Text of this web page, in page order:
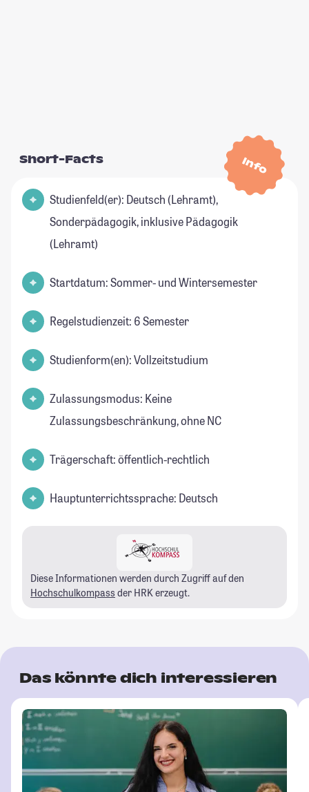
Info
Short-Facts
Studienfeld(er): Deutsch (Lehramt),
Sonderpädagogik, inklusive Pädagogik
(Lehramt)
Startdatum: Sommer- und Wintersemester
Regelstudienzeit: 6 Semester
Studienform(en): Vollzeitstudium
Zulassungsmodus: Keine
Zulassungsbeschränkung, ohne NC
Trägerschaft: öffentlich-rechtlich
Hauptunterrichtssprache: Deutsch
Diese Informationen werden durch Zugriff auf den
Hochschulkompass der HRK erzeugt.
Das könnte dich interessieren